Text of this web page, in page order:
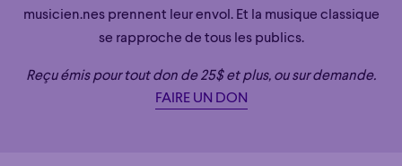
musicien.nes prennent leur envol. Et la musique classique
se rapproche de tous les publics.
Reçu émis pour tout don de 25$ et plus, ou sur demande.
FAIRE UN DON